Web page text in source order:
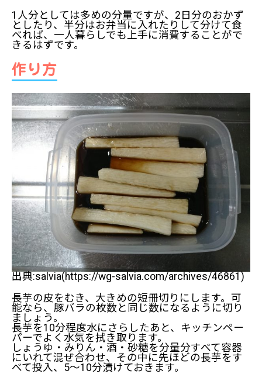
1人分としては多めの分量ですが、2日分のおかず
としたり、半分はお弁当に入れたりして分けて食
べれば、一人暮らしでも上手に消費することがで
きるはずです。
作り方
出典:salvia(https://wg-salvia.com/archives/46861)
長芋の皮をむき、大きめの短冊切りにします。可
能なら、豚バラの枚数と同じ数になるように切り
ましょう。
長芋を10分程度水にさらしたあと、キッチンペー
パーでよく水気を拭き取ります。
しょうゆ・みりん・酒・砂糖を分量分すべて容器
にいれて混ぜ合わせ、その中に先ほどの長芋をす
べて投入、5～10分漬けておきます。